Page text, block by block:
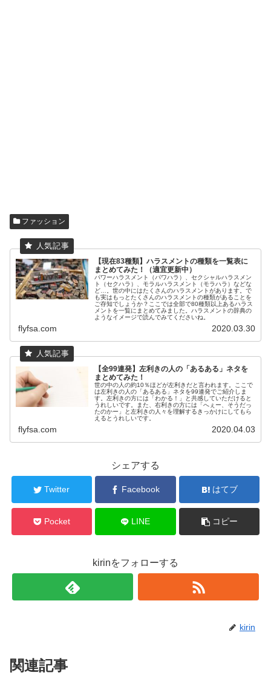
ファッション
【現在83種類】ハラスメントの種類を一覧表に
まとめてみた！（適宜更新中）
パワーハラスメント（パワハラ）、セクシャルハラスメン
ト（セクハラ）、モラルハラスメント（モラハラ）などな
ど…。世の中にはたくさんのハラスメントがあります。で
も実はもっとたくさんのハラスメントの種類があることを
ご存知でしょうか？ここでは全部で80種類以上あるハラス
メントを一覧にまとめてみました。ハラスメントの辞典の
ようなイメージで読んでみてくださいね。
flyfsa.com 2020.03.30
【全99連発】左利きの人の「あるある」ネタを
まとめてみた！
世の中の人の約10％ほどが左利きだと言われます。ここで
は左利きの人の「あるある」ネタを99連発でご紹介しま
す。左利きの方には「わかる！」と共感していただけると
うれしいです。また、右利きの方には「へぇー、そうだっ
たのかー」と左利きの人々を理解するきっかけにしてもら
えるとうれしいです。
flyfsa.com 2020.04.03
シェアする
Twitter Facebook はてブ
Pocket LINE コピー
kirinをフォローする
kirin
関連記事